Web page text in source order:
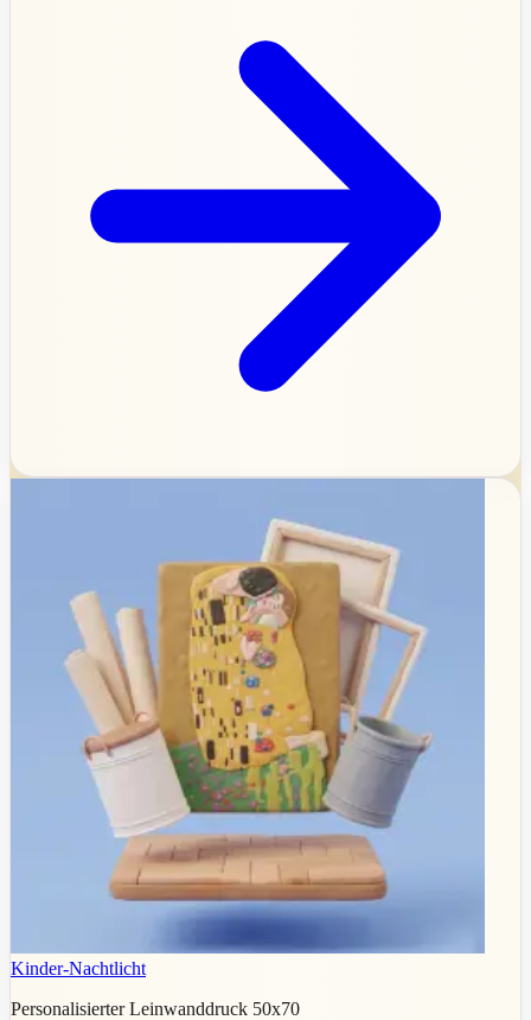
Kinder-Nachtlicht
Personalisierter Leinwanddruck 50x70